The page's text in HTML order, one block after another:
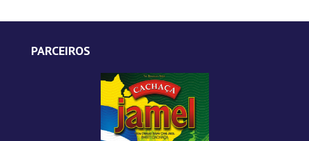
PARCEIROS